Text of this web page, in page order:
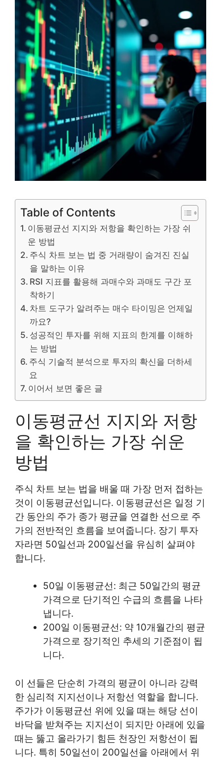
Table of Contents
이동평균선 지지와 저항을 확인하는 가장 쉬
운 방법
주식 차트 보는 법 중 거래량이 숨겨진 진실
을 말하는 이유
RSI 지표를 활용해 과매수와 과매도 구간 포
착하기
차트 도구가 알려주는 매수 타이밍은 언제일
까요?
성공적인 투자를 위해 지표의 한계를 이해하
는 방법
주식 기술적 분석으로 투자의 확신을 더하세
요
이어서 보면 좋은 글
이동평균선 지지와 저항
을 확인하는 가장 쉬운
방법
주식 차트 보는 법을 배울 때 가장 먼저 접하는
것이 이동평균선입니다. 이동평균선은 일정 기
간 동안의 주가 종가 평균을 연결한 선으로 주
가의 전반적인 흐름을 보여줍니다. 장기 투자
자라면 50일선과 200일선을 유심히 살펴야
합니다.
50일 이동평균선: 최근 50일간의 평균
가격으로 단기적인 수급의 흐름을 나타
냅니다.
200일 이동평균선: 약 10개월간의 평균
가격으로 장기적인 추세의 기준점이 됩
니다.
이 선들은 단순히 가격의 평균이 아니라 강력
한 심리적 지지선이나 저항선 역할을 합니다.
주가가 이동평균선 위에 있을 때는 해당 선이
바닥을 받쳐주는 지지선이 되지만 아래에 있을
때는 뚫고 올라가기 힘든 천장인 저항선이 됩
니다. 특히 50일선이 200일선을 아래에서 위